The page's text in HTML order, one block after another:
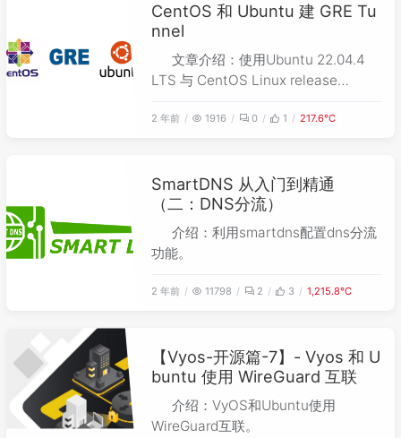
CentOS 和 Ubuntu 建 GRE Tu
nnel
文章介绍：使用Ubuntu 22.04.4
LTS 与 CentOS Linux release
实现互通。
2 年前 1916 0 1 217.6℃
SmartDNS 从入门到精通
（二：DNS分流）
介绍：利用smartdns配置dns分流
功能。
2 年前 11798 2 3 1,215.8℃
【Vyos-开源篇-7】- Vyos 和 U
buntu 使用 WireGuard 互联
介绍：VyOS和Ubuntu使用
WireGuard互联。